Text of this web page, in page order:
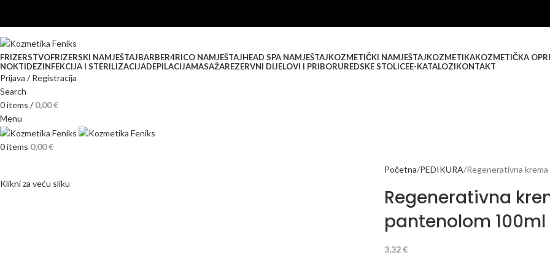
FRIZERSTVOFRIZERSKI NAMJEŠTAJBARBER4RICO NAMJEŠTAJHEAD SPA NAMJEŠTAJKOZMETIČKI NAMJEŠTAJKOZMETIKAKOZMETIČKA
NOKTIDEZINFEKCIJA I STERILIZACIJADEPILACIJAMASAŽAREZERVNI DIJELOVI I PRIBORUREDSKE STOLICEE-KATALOZIKONTAKT
Prijava / Registracija
Search
0items / 0,00€
Menu
0items 0,00€
Klikni za veću sliku
Početna PEDIKURA Regenerativna
Regenerativna
pantenolom 100ml
3,32€